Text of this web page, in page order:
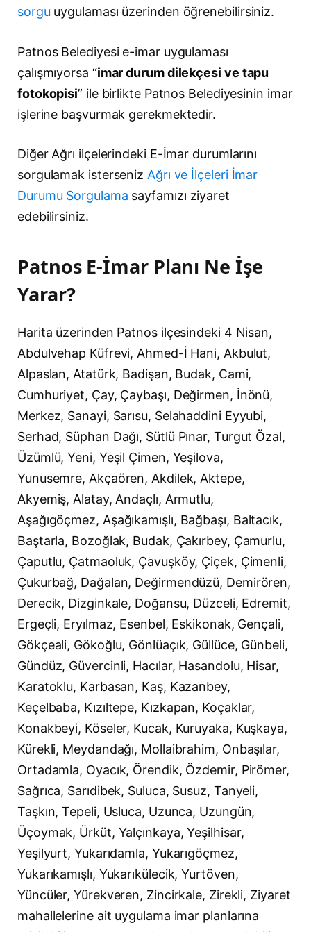
sorgu uygulaması üzerinden öğrenebilirsiniz.
Patnos Belediyesi e-imar uygulaması
çalışmıyorsa “imar durum dilekçesi ve tapu
fotokopisi” ile birlikte Patnos Belediyesinin imar
işlerine başvurmak gerekmektedir.
Diğer Ağrı ilçelerindeki E-İmar durumlarını
sorgulamak istersenizAğrı ve İlçeleri İmar
Durumu Sorgulama sayfamızı ziyaret
edebilirsiniz.
Patnos E-İmar Planı Ne İşe
Yarar?
Harita üzerinden Patnos ilçesindeki 4 Nisan,
Abdulvehap Küfrevi, Ahmed-İ Hani, Akbulut,
Alpaslan, Atatürk, Badişan, Budak, Cami,
Cumhuriyet, Çay, Çaybaşı, Değirmen, İnönü,
Merkez, Sanayi, Sarısu, Selahaddini Eyyubi,
Serhad, Süphan Dağı, Sütlü Pınar, Turgut Özal,
Üzümlü, Yeni, Yeşil Çimen, Yeşilova,
Yunusemre, Akçaören, Akdilek, Aktepe,
Akyemiş, Alatay, Andaçlı, Armutlu,
Aşağıgöçmez, Aşağıkamışlı, Bağbaşı, Baltacık,
Baştarla, Bozoğlak, Budak, Çakırbey, Çamurlu,
Çaputlu, Çatmaoluk, Çavuşköy, Çiçek, Çimenli,
Çukurbağ, Dağalan, Değirmendüzü, Demirören,
Derecik, Dizginkale, Doğansu, Düzceli, Edremit,
Ergeçli, Eryılmaz, Esenbel, Eskikonak, Gençali,
Gökçeali, Gökoğlu, Gönlüaçık, Güllüce, Günbeli,
Gündüz, Güvercinli, Hacılar, Hasandolu, Hisar,
Karatoklu, Karbasan, Kaş, Kazanbey,
Keçelbaba, Kızıltepe, Kızkapan, Koçaklar,
Konakbeyi, Köseler, Kucak, Kuruyaka, Kuşkaya,
Kürekli, Meydandağı, Mollaibrahim, Onbaşılar,
Ortadamla, Oyacık, Örendik, Özdemir, Pirömer,
Sağrıca, Sarıdibek, Suluca, Susuz, Tanyeli,
Taşkın, Tepeli, Usluca, Uzunca, Uzungün,
Üçoymak, Ürküt, Yalçınkaya, Yeşilhisar,
Yeşilyurt, Yukarıdamla, Yukarıgöçmez,
Yukarıkamışlı, Yukarıkülecik, Yurtöven,
Yüncüler, Yürekveren, Zincirkale, Zirekli, Ziyaret
mahallelerine ait uygulama imar planlarına